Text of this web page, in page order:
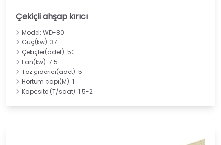
Çekiçli ahşap kırıcı
Model: WD-80
Güç(kw): 37
Çekiçler(adet): 50
Fan(kw): 7.5
Toz giderici(adet): 5
Hortum çapı(M): 1
Kapasite (T/saat): 1.5-2